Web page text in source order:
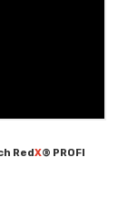
RedX® PROFI